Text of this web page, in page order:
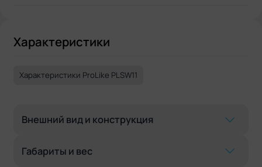
Характеристики
Характеристики ProLike PLSW11
Внешний вид и конструкция
Габариты и вес